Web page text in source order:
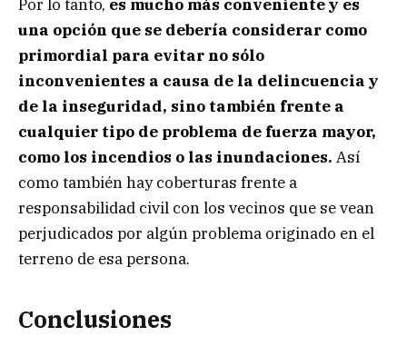
Por lo tanto, es mucho más conveniente y es
una opción que se debería considerar como
primordial para evitar no sólo
inconvenientes a causa de la delincuencia y
de la inseguridad, sino también frente a
cualquier tipo de problema de fuerza mayor,
como los incendios o las inundaciones. Así
como también hay coberturas frente a
responsabilidad civil con los vecinos que se vean
perjudicados por algún problema originado en el
terreno de esa persona.
Conclusiones